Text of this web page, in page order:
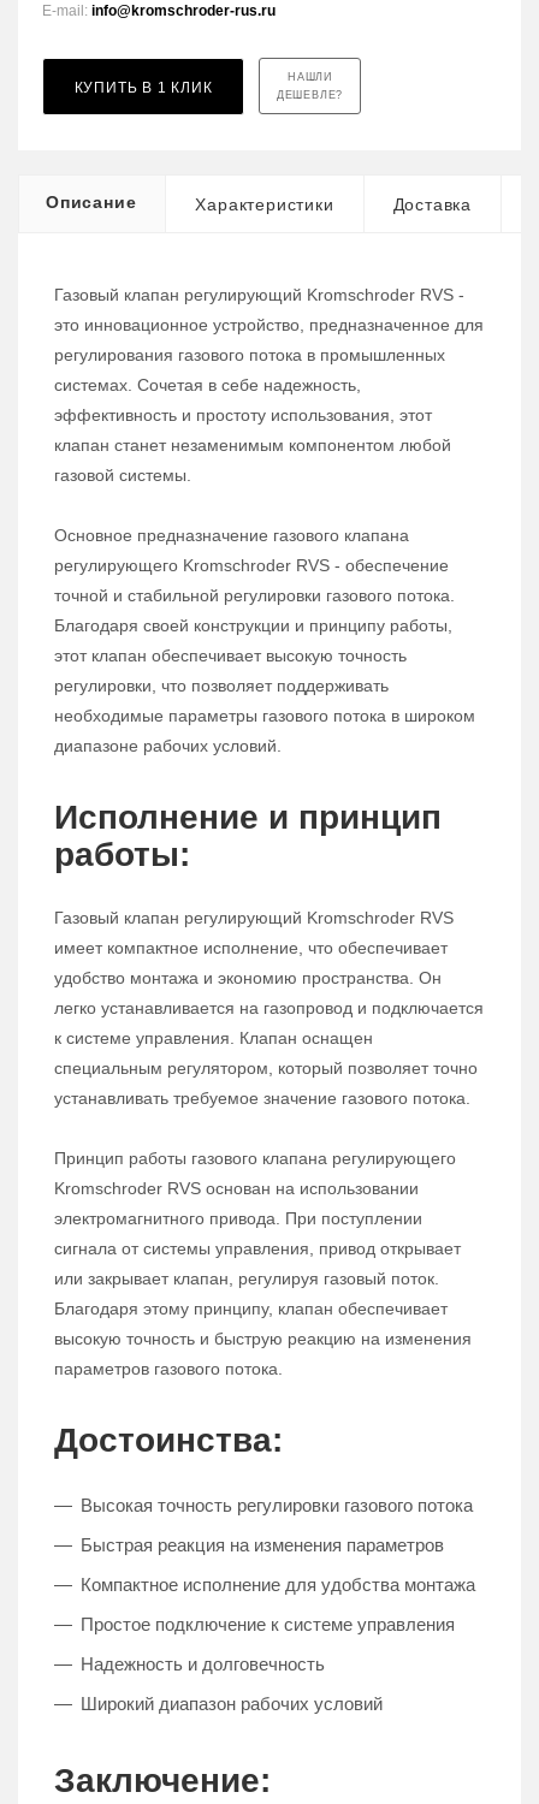
E-mail: info@kromschroder-rus.ru
КУПИТЬ В 1 КЛИК
НАШЛИ
ДЕШЕВЛЕ?
Описание Характеристики Доставка
Газовый клапан регулирующий Kromschroder RVS -
это инновационное устройство, предназначенное для
регулирования газового потока в промышленных
системах. Сочетая в себе надежность,
эффективность и простоту использования, этот
клапан станет незаменимым компонентом любой
газовой системы.
Основное предназначение газового клапана
регулирующего Kromschroder RVS - обеспечение
точной и стабильной регулировки газового потока.
Благодаря своей конструкции и принципу работы,
этот клапан обеспечивает высокую точность
регулировки, что позволяет поддерживать
необходимые параметры газового потока в широком
диапазоне рабочих условий.
Исполнение и принцип
работы:
Газовый клапан регулирующий Kromschroder RVS
имеет компактное исполнение, что обеспечивает
удобство монтажа и экономию пространства. Он
легко устанавливается на газопровод и подключается
к системе управления. Клапан оснащен
специальным регулятором, который позволяет точно
устанавливать требуемое значение газового потока.
Принцип работы газового клапана регулирующего
Kromschroder RVS основан на использовании
электромагнитного привода. При поступлении
сигнала от системы управления, привод открывает
или закрывает клапан, регулируя газовый поток.
Благодаря этому принципу, клапан обеспечивает
высокую точность и быструю реакцию на изменения
параметров газового потока.
Достоинства:
Высокая точность регулировки газового потока
Быстрая реакция на изменения параметров
Компактное исполнение для удобства монтажа
Простое подключение к системе управления
Надежность и долговечность
Широкий диапазон рабочих условий
Заключение: